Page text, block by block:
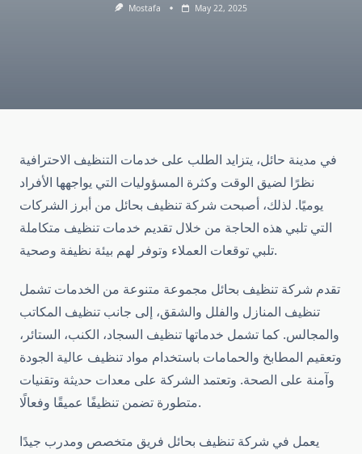
Mostafa May 22, 2025
في مدينة حائل، يتزايد الطلب على خدمات التنظيف الاحترافية
نظرًا لضيق الوقت وكثرة المسؤوليات التي يواجهها الأفراد
يوميًا. لذلك، أصبحت شركة تنظيف بحائل من أبرز الشركات
التي تلبي هذه الحاجة من خلال تقديم خدمات تنظيف متكاملة
تلبي توقعات العملاء وتوفر لهم بيئة نظيفة وصحية.
تقدم شركة تنظيف بحائل مجموعة متنوعة من الخدمات تشمل
تنظيف المنازل والفلل والشقق، إلى جانب تنظيف المكاتب
والمجالس. كما تشمل خدماتها تنظيف السجاد، الكنب، الستائر،
وتعقيم المطابخ والحمامات باستخدام مواد تنظيف عالية الجودة
وآمنة على الصحة. وتعتمد الشركة على معدات حديثة وتقنيات
متطورة تضمن تنظيفًا عميقًا وفعالًا.
يعمل في شركة تنظيف بحائل فريق متخصص ومدرب جيدًا